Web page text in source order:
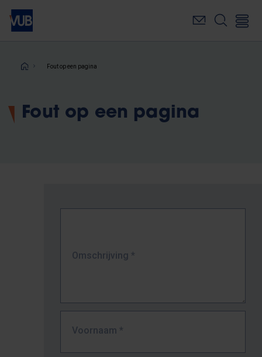
Overslaan
naar
inhoudKruimelpad
Fout op een pagina
Fout op een pagina
Omschrijving *
Voornaam *